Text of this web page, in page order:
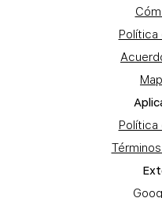
Política
Política